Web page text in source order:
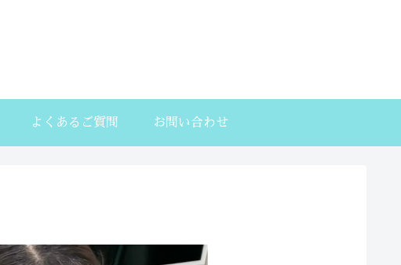
よくあるご質問 お問い合わせ